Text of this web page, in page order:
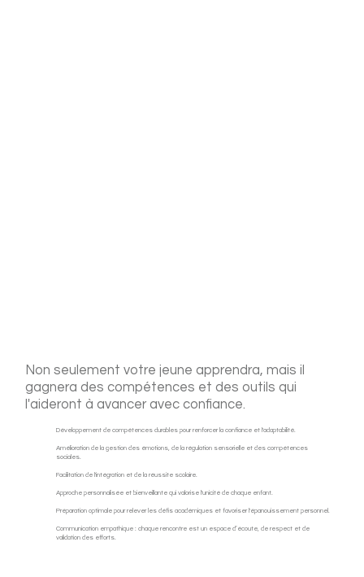
Non seulement votre jeune apprendra, mais il
gagnera des compétences et des outils qui
l'aideront à avancer avec confiance.
Développement de compétences durables pour renforcer la confiance et l'adaptabilité.
Amélioration de la gestion des émotions, de la régulation sensorielle et des compétences
sociales.
Facilitation de l'intégration et de la réussite scolaire.
Approche personnalisée et bienveillante qui valorise l'unicité de chaque enfant.
Préparation optimale pour relever les défis académiques et favoriser l'épanouissement personnel.
Communication empathique : chaque rencontre est un espace d’écoute, de respect et de
validation des efforts.